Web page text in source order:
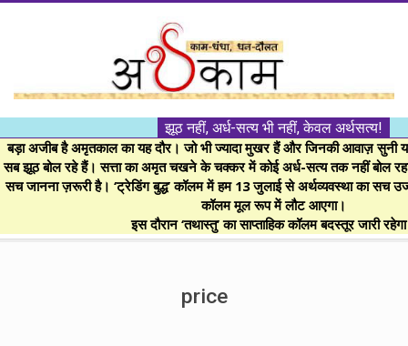
।।
अर्थकाम।।
BE
FINANCIALLY
झूठ नहीं, अर्ध-सत्य भी नहीं, केवल अर्थसत्य!
बड़ा अजीब है अमृतकाल का यह दौर। जो भी ज्यादा मुखर हैं और जिनकी आवाज़ सुनी
सब झूठ बोल रहे हैं। सत्ता का अमृत चखने के चक्कर में कोई अर्ध-सत्य तक नहीं बोल
सच जानना ज़रूरी है। ‘ट्रेडिंग बुद्ध’ कॉलम में हम 13 जुलाई से अर्थव्यवस्था का सच
कॉलम मूल रूप में लौट आएगा।
इस दौरान ‘तथास्तु’ का साप्ताहिक कॉलम बदस्तूर जारी
price